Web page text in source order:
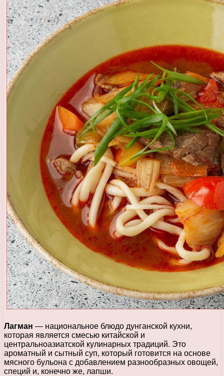
Лагман — национальное блюдо дунганской кухни,
которая является смесью китайской и
центральноазиатской кулинарных традиций. Это
ароматный и сытный суп, который готовится на основе
мясного бульона с добавлением разнообразных овощей,
специй и, конечно же, лапши.